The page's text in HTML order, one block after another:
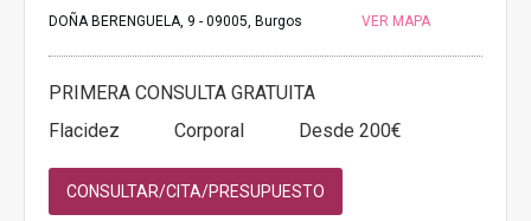
DOÑA BERENGUELA, 9 - 09005, Burgos VER MAPA
PRIMERA CONSULTA GRATUITA
Flacidez
Corporal Desde 200€
CONSULTAR/CITA/PRESUPUESTO